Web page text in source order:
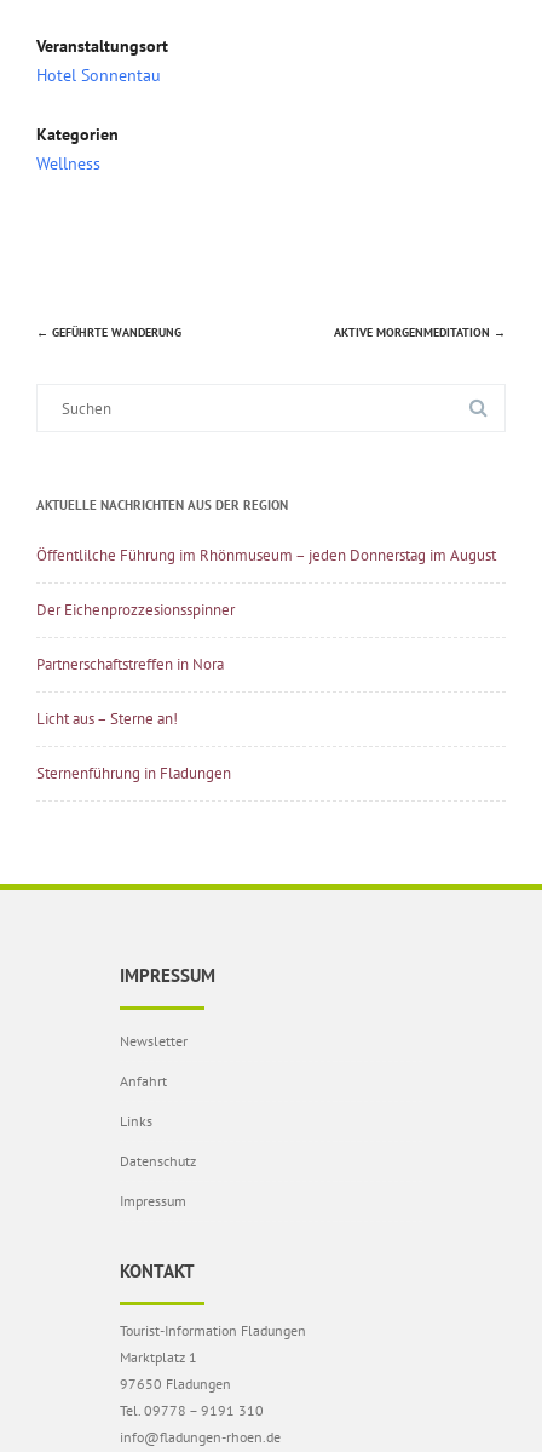
Veranstaltungsort
Hotel Sonnentau
Kategorien
Wellness
Beitragsnavigation
← GEFÜHRTE WANDERUNG AKTIVE MORGENMEDITATION →
AKTUELLE NACHRICHTEN AUS DER REGION
Öffentlilche Führung im Rhönmuseum – jeden Donnerstag im August
Der Eichenprozzesionsspinner
Partnerschaftstreffen in Nora
Licht aus – Sterne an!
Sternenführung in Fladungen
IMPRESSUM
Newsletter
Anfahrt
Links
Datenschutz
Impressum
KONTAKT
Tourist-Information Fladungen
Marktplatz 1
97650 Fladungen
Tel. 09778 – 9191 310
info@fladungen-rhoen.de